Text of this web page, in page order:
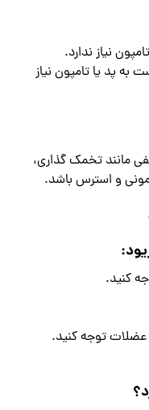
نیاز ندارد.
پد یا تامپون نیاز
مانند تخمک گذاری،
و استرس باشد.
کنید.
عضلات توجه کنید.